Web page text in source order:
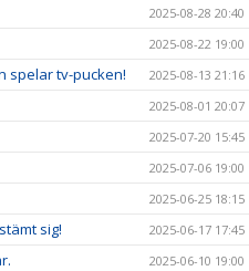
2025-08-28 20:40
2025-08-22 19:00
spelar tv-pucken! 2025-08-13 21:16
2025-08-01 20:07
2025-07-20 15:45
2025-07-06 19:00
2025-06-25 18:15
sig! 2025-06-17 17:45
2025-06-10 19:00